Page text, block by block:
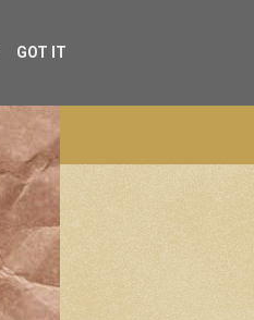
GOT IT